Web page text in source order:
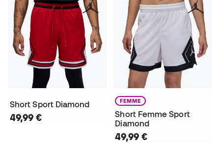
Short Sport Diamond
49,99 €
FEMME
Short Femme Sport
Diamond
49,99 €